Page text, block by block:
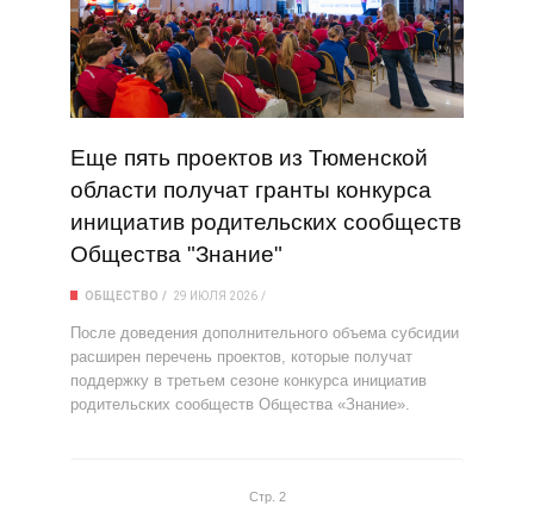
Еще пять проектов из Тюменской
области получат гранты конкурса
инициатив родительских сообществ
Общества "Знание"
ОБЩЕСТВО 29 ИЮЛЯ 2026
После доведения дополнительного объема субсидии
расширен перечень проектов, которые получат
поддержку в третьем сезоне конкурса инициатив
родительских сообществ Общества «Знание».
Стр. 2